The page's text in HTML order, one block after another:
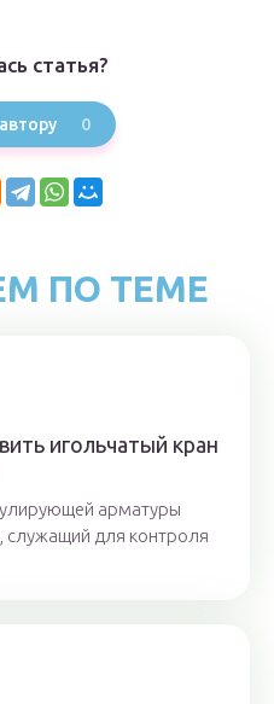
статья?
0
ПО ТЕМЕ
игольчатый кран
арматуры
служащий для контроля